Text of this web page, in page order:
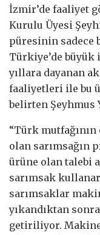
İzmir’de faaliyet
Kurulu Üyesi
püresinin sadece
Türkiye’de
yıllara dayanan
faaliyetleri ile bu
belirten Şeyhmus
“Türk
olan sarımsağın
ürüne olan talebi
sarımsak
sarımsaklar
yıkandıktan
getiriliyor.